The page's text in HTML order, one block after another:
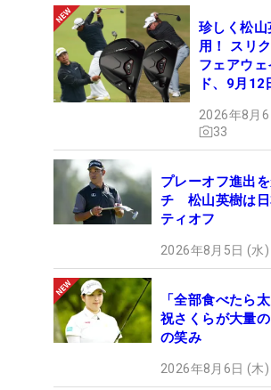
珍しく松
用！ スリ
フェアウェ
ド、9月12
2026年8月
33
プレーオフ進出
チ 松山英樹は日
ティオフ
2026年8月5日 (水
「全部食べたら
祝さくらが大量
の笑み
2026年8月6日 (木